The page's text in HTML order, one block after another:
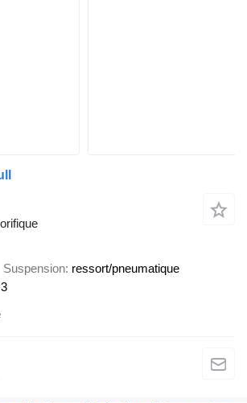
Suspension ressort/pneumatique
3